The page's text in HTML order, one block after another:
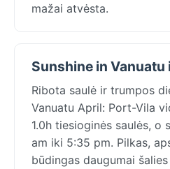
mažai atvėsta.
Sunshine in Vanuatu
Ribota saulė ir trumpos
Vanuatu April: Port-Vila
1.0h tiesioginės saulės, o
am iki 5:35 pm. Pilkas,
būdingas daugumai